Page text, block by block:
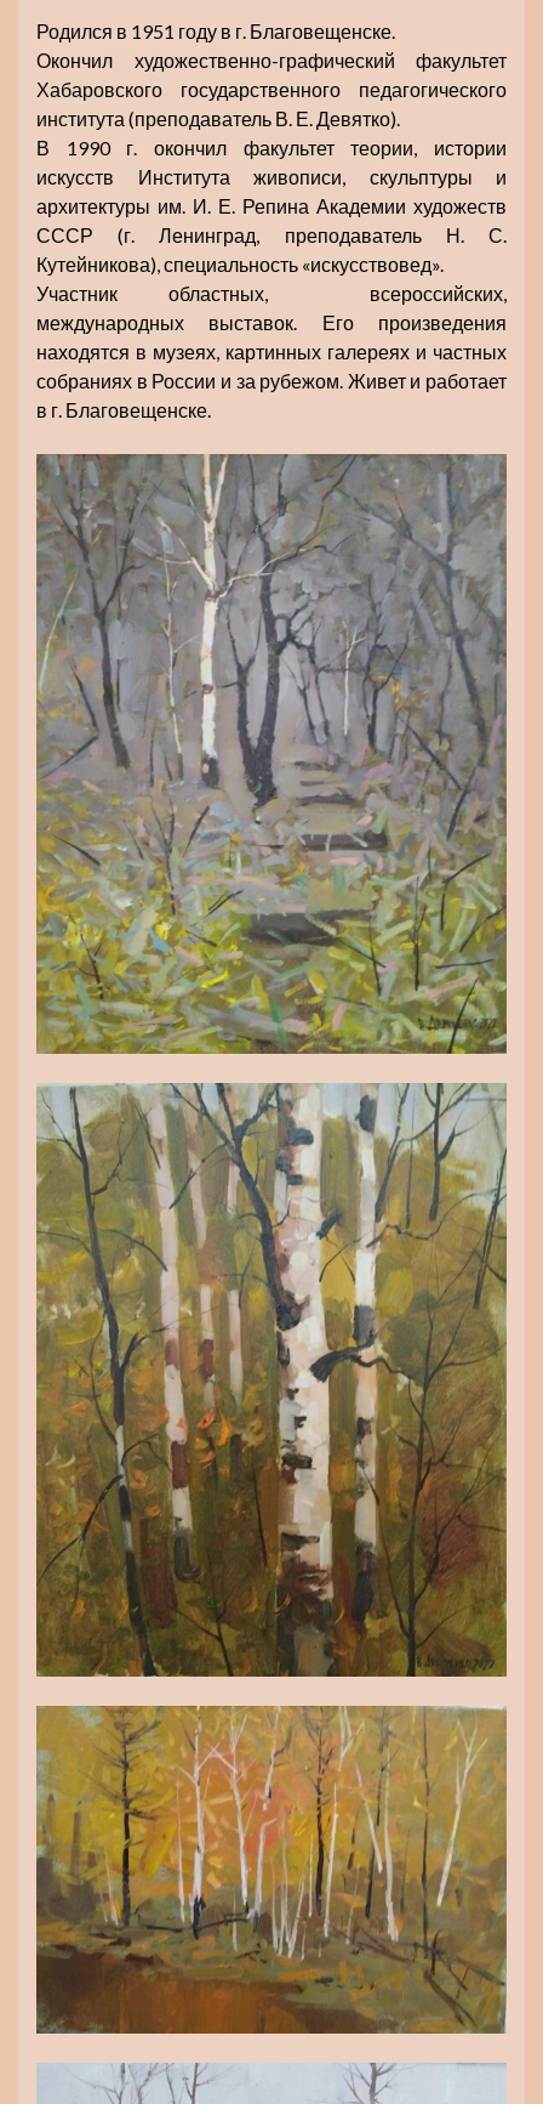
Родился в 1951 году в г. Благовещенске.
Окончил художественно-графический факультет
Хабаровского государственного педагогического
института (преподаватель В. Е. Девятко).
В 1990 г. окончил факультет теории, истории
искусств Института живописи, скульптуры и
архитектуры им. И. Е. Репина Академии художеств
СССР (г. Ленинград, преподаватель Н. С.
Кутейникова), специальность «искусствовед».
Участник областных, всероссийских,
международных выставок. Его произведения
находятся в музеях, картинных галереях и частных
собраниях в России и за рубежом. Живет и работает
в г. Благовещенске.